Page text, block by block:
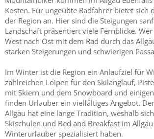
Kosten. Für ungeübte Radfahrer bietet sich
der Region an. Hier sind die Steigungen
Landschaft präsentiert viele Fernblicke.
West nach Ost mit dem Rad durch das
starken Steigerungen und schwierigen
Im Winter ist die Region ein Anlaufziel für
zahlreichen Loipen für den Skilanglauf,
mit Skiern und dem Snowboard und
finden Urlauber ein vielfältiges Angebot.
Allgäu hat eine lange Tradition, weshalb
Skischulen und Bed and Breakfast im
Winterurlauber spezialisiert haben.